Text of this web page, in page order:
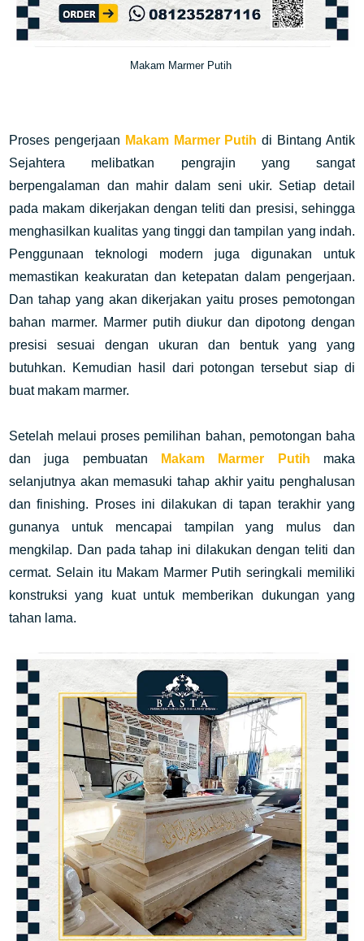
Makam Marmer Putih
Proses pengerjaan Makam Marmer Putih di Bintang Antik
Sejahtera melibatkan pengrajin yang sangat
berpengalaman dan mahir dalam seni ukir. Setiap detail
pada makam dikerjakan dengan teliti dan presisi, sehingga
menghasilkan kualitas yang tinggi dan tampilan yang indah.
Penggunaan teknologi modern juga digunakan untuk
memastikan keakuratan dan ketepatan dalam pengerjaan.
Dan tahap yang akan dikerjakan yaitu proses pemotongan
bahan marmer. Marmer putih diukur dan dipotong dengan
presisi sesuai dengan ukuran dan bentuk yang yang
butuhkan. Kemudian hasil dari potongan tersebut siap di
buat makam marmer.
Setelah melaui proses pemilihan bahan, pemotongan baha
dan juga pembuatan
Makam Marmer Putih
maka
selanjutnya akan memasuki tahap akhir yaitu penghalusan
dan finishing. Proses ini dilakukan di tapan terakhir yang
gunanya untuk mencapai tampilan yang mulus dan
mengkilap. Dan pada tahap ini dilakukan dengan teliti dan
cermat. Selain itu Makam Marmer Putih seringkali memiliki
konstruksi yang kuat untuk memberikan dukungan yang
tahan lama.